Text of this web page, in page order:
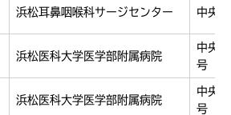
浜松耳鼻咽喉科サージセンター 中央
浜松医科大学医学部附属病院
中央
号
浜松医科大学医学部附属病院
中央
号